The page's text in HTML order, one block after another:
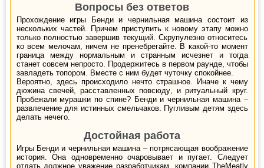
Вопросы без ответов
Прохождение игры Бенди и чернильная машина состоит из
нескольких частей. Причем приступить к новому этапу можно
только полностью завершив текущий. Скрупулезно относитесь
ко всем мелочам, ничем не пренебрегайте. В какой-то момент
граница между нормальным и странным исчезнет и тогда
станет совсем непросто. Продержитесь в первом раунде, чтобы
завладеть топором. Вместе с ним будет чуточку спокойнее.
Вероятно, здесь происходило нечто страшное. Иначе к чему
дюжина свечей, расставленных повсюду, и ритуальный круг.
Пробежали мурашки по спине? Бенди и чернильная машина –
развлечение для истинных смельчаков. Пугливым детям здесь
делать нечего.
Достойная работа
Игры Бенди и чернильная машина – потрясающая воображение
история. Она одновременно очаровывает и пугает. Следует
отдать должное уважение разработчикам, компании TheMeatly